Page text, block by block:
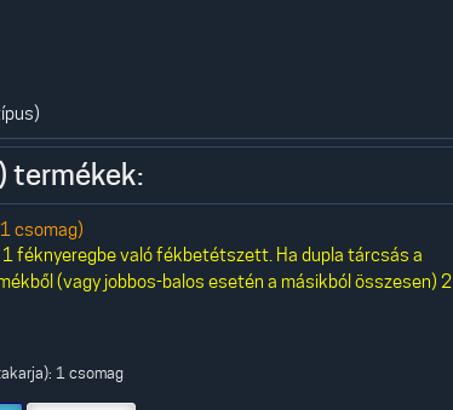
termékek:
csomag)
1 féknyeregbe való fékbetétszett. Ha dupla tárcsás a
(vagy jobbos-balos esetén a másikból összesen) 2
1 csomag